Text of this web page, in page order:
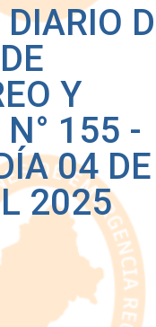
DIARIO
Y
155 -
04 DE
2025